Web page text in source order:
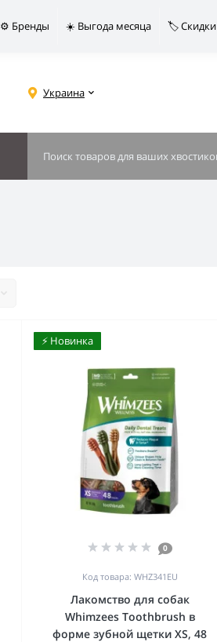
⚙️ Бренды ☀️ Выгода месяца 🏷️ Скидки
Украина
⚡️ Новинка
0
Код товара: WHZ341EU
Лакомство для собак
Whimzees Toothbrush в
форме зубной щетки XS, 48